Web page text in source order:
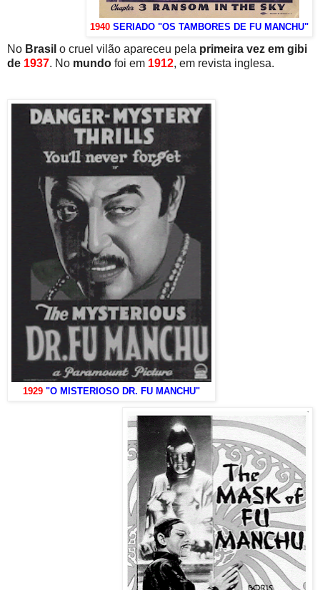
1940 SERIADO "OS TAMBORES DE FU MANCHU"
No Brasil o cruel vilão apareceu pela primeira vez em gibi
de 1937. No mundo foi em 1912, em revista inglesa.
1929 "O MISTERIOSO DR. FU MANCHU"